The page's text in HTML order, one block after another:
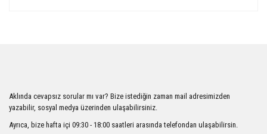
Ürün açıklamasında eksik bilgiler bulunuyor.
Ürün bilgilerinde hatalar bulunuyor.
Aklında cevapsız sorular mı var? Bize istediğin zaman mail adresimizden
yazabilir, sosyal medya üzerinden ulaşabilirsiniz.
Ayrıca, bize hafta içi 09:30 - 18:00 saatleri arasında telefondan ulaşabilirsin.